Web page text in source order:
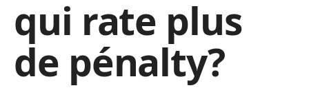
qui rate plus
de pénalty?